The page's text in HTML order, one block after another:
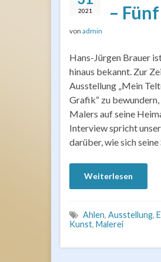
2021
–
von admin
Hans-Jürgen Brauer
hinaus bekannt. Zur
Ausstellung „Mein
Grafik“ zu
Malers auf seine
Interview spricht
darüber, wie sich
Weiterlesen
Ahlen, Ausstellung,
Kunst, Malerei